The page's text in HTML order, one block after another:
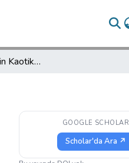
Ekolojik Bir Modelin Kaotik Dinamikleri
GOOGLE SCHOLAR
Scholar'da Ara ↗